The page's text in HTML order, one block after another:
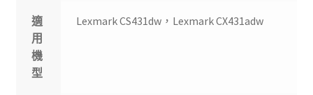
適
用
機
型
Lexmark CS431dw，Lexmark CX431adw